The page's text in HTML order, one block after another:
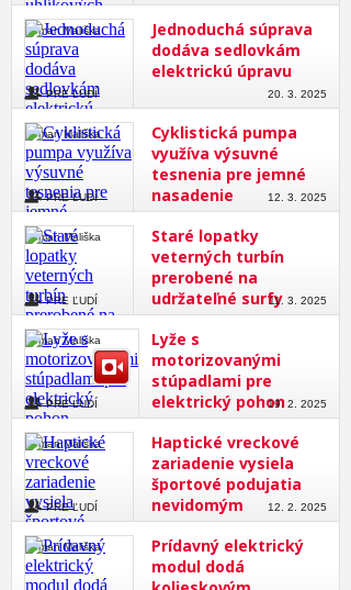
Jednoduchá súprava
dodáva sedlovkám
elektrickú úpravu
Roman Mališka
20. 3. 2025
PRE ĽUDÍ
Cyklistická pumpa
využíva výsuvné
tesnenia pre jemné
nasadenie
Roman Mališka
12. 3. 2025
PRE ĽUDÍ
Staré lopatky
veterných turbín
prerobené na
udržateľné surfy
Roman Mališka
11. 3. 2025
PRE ĽUDÍ
Lyže s
motorizovanými
stúpadlami pre
elektrický pohon
Roman Mališka
19. 2. 2025
PRE ĽUDÍ
Haptické vreckové
zariadenie vysiela
športové podujatia
nevidomým
Roman Mališka
12. 2. 2025
PRE ĽUDÍ
Prídavný elektrický
modul dodá
Roman Mališka